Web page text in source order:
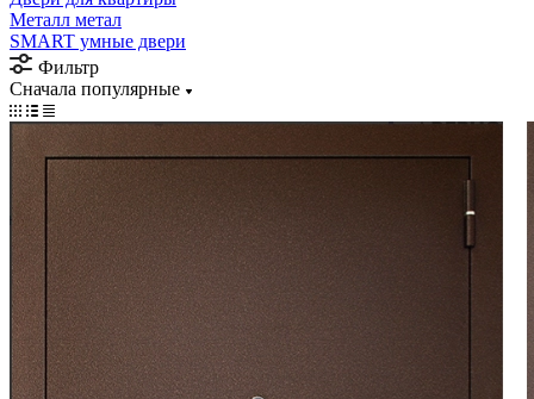
Металл метал
SMART умные двери
Фильтр
Сначала популярные